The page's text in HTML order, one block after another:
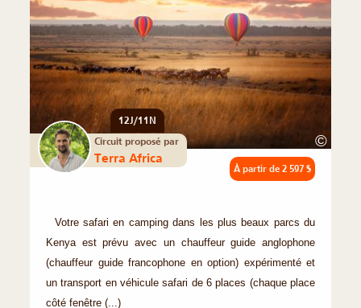
©
12J/11N
Circuit proposé par
Terra Africa
À partir de 2 597 $
Votre safari en camping dans les plus beaux parcs du
Kenya est prévu avec un chauffeur guide anglophone
(chauffeur guide francophone en option) expérimenté et
un transport en véhicule safari de 6 places (chaque place
côté fenêtre (...)